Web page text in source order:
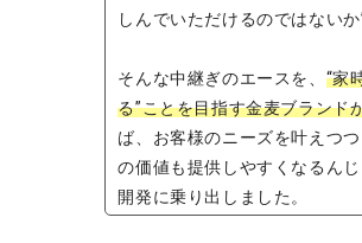
しんでいただけるのではないか
そんな中継ぎのエースを、 “家
る”ことを目指す金麦ブランド
ば、お客様のニーズを叶えつ
の価値も提供しやすくなるん
開発に乗り出しました。